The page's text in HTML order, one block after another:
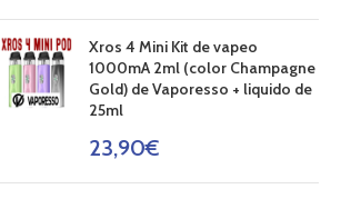
Xros 4 Mini Kit de vapeo
1000mA 2ml (color Champagne
Gold) de Vaporesso + liquido de
25ml
23,90€